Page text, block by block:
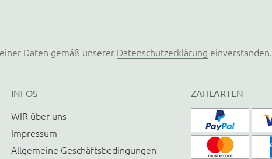
Daten gemäß unserer Datenschutzerklärung einverstanden.
INFOS
WIR über uns
Impressum
Allgemeine Geschäftsbedingungen
ZAHLARTEN